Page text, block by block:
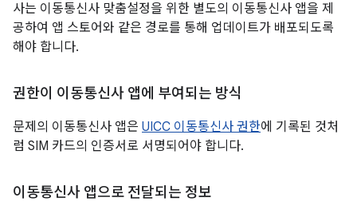
사는 이동통신사 맞춤설정을 위한 별도의 이동통신사 앱을 제
공하여 앱 스토어와 같은 경로를 통해 업데이트가 배포되도록
해야 합니다.
권한이 이동통신사 앱에 부여되는 방식
문제의 이동통신사 앱은 UICC 이동통신사 권한에 기록된 것처
럼 SIM 카드의 인증서로 서명되어야 합니다.
이동통신사 앱으로 전달되는 정보